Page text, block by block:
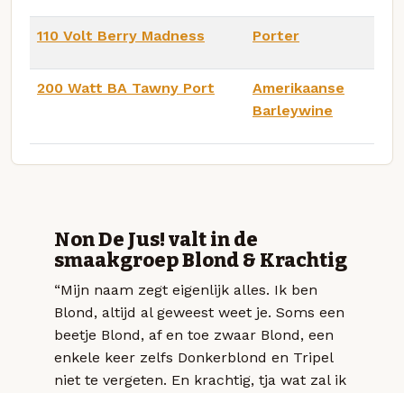
110 Volt Berry Madness Porter
200 Watt BA Tawny Port
Amerikaanse
Barleywine
Non De Jus! valt in de
smaakgroep Blond & Krachtig
“Mijn naam zegt eigenlijk alles. Ik ben
Blond, altijd al geweest weet je. Soms een
beetje Blond, af en toe zwaar Blond, een
enkele keer zelfs Donkerblond en Tripel
niet te vergeten. En krachtig, tja wat zal ik